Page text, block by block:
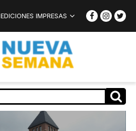
EDICIONES IMPRESAS